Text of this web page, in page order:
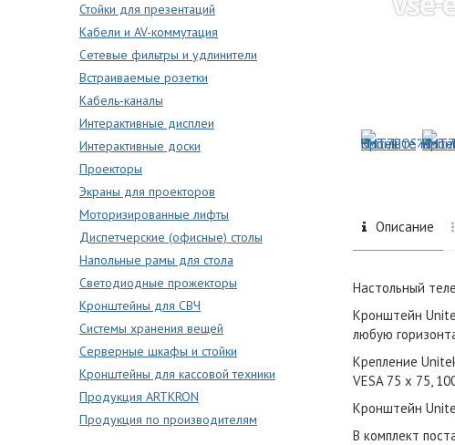
Стойки для презентаций
Кабели и AV-коммутация
Сетевые фильтры и удлинители
Встраиваемые розетки
Кабель-каналы
Интерактивные дисплеи
Интерактивные доски
Проекторы
Экраны для проекторов
Моторизированные лифты
Диспетчерские (офисные) столы
Напольные рамы для стола
Светодиодные прожекторы
Кронштейны для СВЧ
Системы хранения вещей
Серверные шкафы и стойки
Кронштейны для кассовой техники
Продукция ARTKRON
Продукция по производителям
Описание
Настольный
Кронштейн
любую
Крепление
VESA 75 х 75,
Кронштейн
В комплект